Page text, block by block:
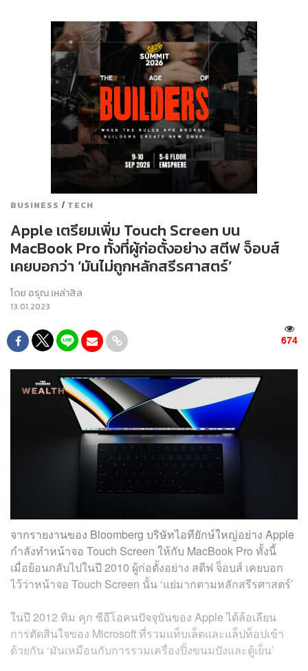
BUSINESS / TECH
Apple เตรียมเพิ่ม Touch Screen บน
MacBook Pro ทั้งที่ผู้ก่อตั้งอย่าง สตีฟ จ็อบส์
เคยบอกว่า ‘มันไม่ถูกหลักสรีรศาสตร์’
โดย อรุณ เหล่าสิล
13.01.2023
674
จากรายงานของ Bloomberg บริษัทไอทียักษ์ใหญ่อย่าง Apple
กำลังทำหน้าจอ Touch Screen ให้กับ MacBook Pro ทั้งนี้
เมื่อย้อนกลับไปในปี 2010 ผู้ก่อตั้งอย่าง สตีฟ จ็อบส์ เคยบอก
ไว้ว่าหน้าจอ Touch Screen นั้น ‘แย่มากตามหลักสรีรศาสตร์’
ในปี 2012 ทิม คุก ซีอีโอคนปัจจุบันของ Apple ได้ล้อเลียน
การตัดสินใจของ Microsoft ที่รวมแท็บเล็ตและแล็ปท็อปเข้า
ด้วยกัน ‘มันเหมือนกับการรวมเครื่องปิ้งขนมปังและตู้เย็น’